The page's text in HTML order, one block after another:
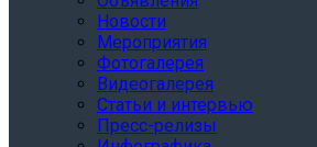
Новости
Мероприятия
Фотогалерея
Видеогалерея
Статьи и интервью
Пресс-релизы